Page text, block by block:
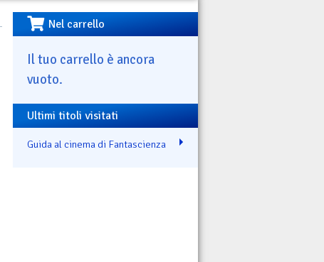
Nel carrello
Il tuo carrello è ancora
vuoto.
Ultimi titoli visitati
Guida al cinema di Fantascienza